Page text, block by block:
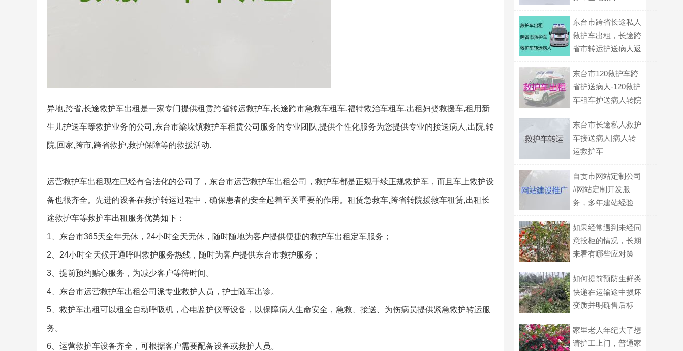
异地,跨省,长途救护车出租是一家专门提供租赁跨省转运救护车,长途跨市急救车租车,福特救治车租车,出租妇婴救援车,租用新
生儿护送车等救护业务的公司,东台市梁垛镇救护车租赁公司服务的专业团队,提供个性化服务为您提供专业的接送病人,出院,转
院,回家,跨市,跨省救护,救护保障等的救援活动.
运营救护车出租现在已经有合法化的公司了，东台市运营救护车出租公司，救护车都是正规手续正规救护车，而且车上救护设
备也很齐全。先进的设备在救护转运过程中，确保患者的安全起着至关重要的作用。租赁急救车,跨省转院援救车租赁,出租长
途救护车等救护车出租服务优势如下：
1、东台市365天全年无休，24小时全天无休，随时随地为客户提供便捷的救护车出租定车服务；
2、24小时全天候开通呼叫救护服务热线，随时为客户提供东台市救护服务；
3、提前预约贴心服务，为减少客户等待时间。
4、东台市运营救护车出租公司派专业救护人员，护士随车出诊。
5、救护车出租可以租全自动呼吸机，心电监护仪等设备，以保障病人生命安全，急救、接送、为伤病员提供紧急救护转运服
务。
6、运营救护车设备齐全，可根据客户需要配备设备或救护人员。
东台市跨省长途私人
救护车出租，长途跨
省市转运护送病人返
东台市120救护车跨
省护送病人-120救护
车租车护送病人转院
东台市长途私人救护
车接送病人|病人转
运救护车
自贡市网站定制公司
#网站定制开发服
务，多年建站经验
如果经常遇到未经同
意投柜的情况，长期
来看有哪些应对策
如何提前预防生鲜类
快递在运输途中损坏
变质并明确售后标
家里老人年纪大了想
请护工上门，普通家